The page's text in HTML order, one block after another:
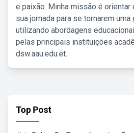
e paixão. Minha missão é
sua jornada para se tornarem uma
utilizando abordagens
pelas principais instituições
dsw.aau.edu.et.
Top Post